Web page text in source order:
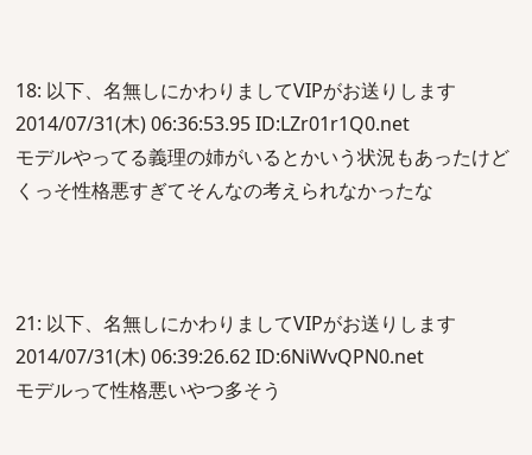
18: 以下、名無しにかわりましてVIPがお送りします
2014/07/31(木) 06:36:53.95 ID:LZr01r1Q0.net
モデルやってる義理の姉がいるとかいう状況もあったけど
くっそ性格悪すぎてそんなの考えられなかったな
21: 以下、名無しにかわりましてVIPがお送りします
2014/07/31(木) 06:39:26.62 ID:6NiWvQPN0.net
モデルって性格悪いやつ多そう